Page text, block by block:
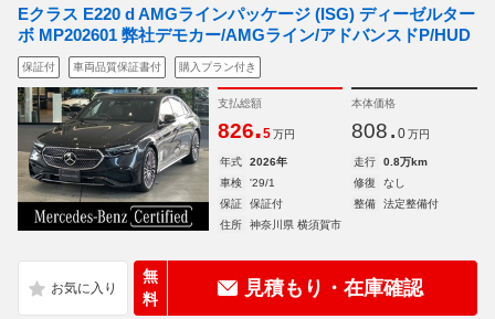
Eクラス E220 d AMGラインパッケージ (ISG) ディーゼルター
ボ MP202601 弊社デモカー/AMGライン/アドバンスドP/HUD
保証付 車両品質保証書付 購入プラン付き
支払総額
826.5 万円
本体価格
808. 0 万円
年式 2026年 走行
0.8万km
車検
'29/1 修復
なし
保証
保証付 整備
法定整備付
住所
神奈川県 横須賀市
無
料
見積もり・在庫確認